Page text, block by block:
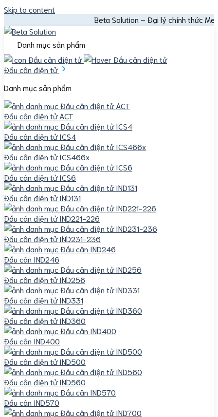
Skip to content
Beta Solution – Đại lý chính thức Mettler
Danh mục sản phẩm
Đầu cân điện tử
Danh mục sản phẩm
Đầu cân điện tử ACT
Đầu cân điện tử ICS4
Đầu cân điện tử ICS466x
Đầu cân điện tử ICS6
Đầu cân điện tử IND131
Đầu cân điện tử IND221-226
Đầu cân điện tử IND231-236
Đầu cân IND246
Đầu cân điện tử IND256
Đầu cân điện tử IND331
Đầu cân điện tử IND360
Đầu cân IND400
Đầu cân điện tử IND500
Đầu cân điện tử IND560
Đầu cân IND570